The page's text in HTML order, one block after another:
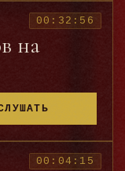
на
00:32:56
00:04:15